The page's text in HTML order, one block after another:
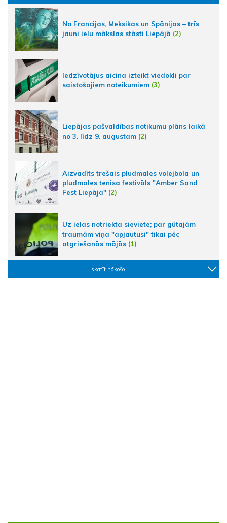
No Francijas, Meksikas un Spānijas – trīs
jauni ielu mākslas stāsti Liepājā (2)
Iedzīvotājus aicina izteikt viedokli par
saistošajiem noteikumiem (3)
Liepājas pašvaldības notikumu plāns laikā
no 3. līdz 9. augustam (2)
Aizvadīts trešais pludmales volejbola un
pludmales tenisa festivāls "Amber Sand
Fest Liepāja" (2)
Uz ielas notriekta sieviete; par gūtajām
traumām viņa "apjautusi" tikai pēc
atgriešanās mājās (1)
skatīt nākošo